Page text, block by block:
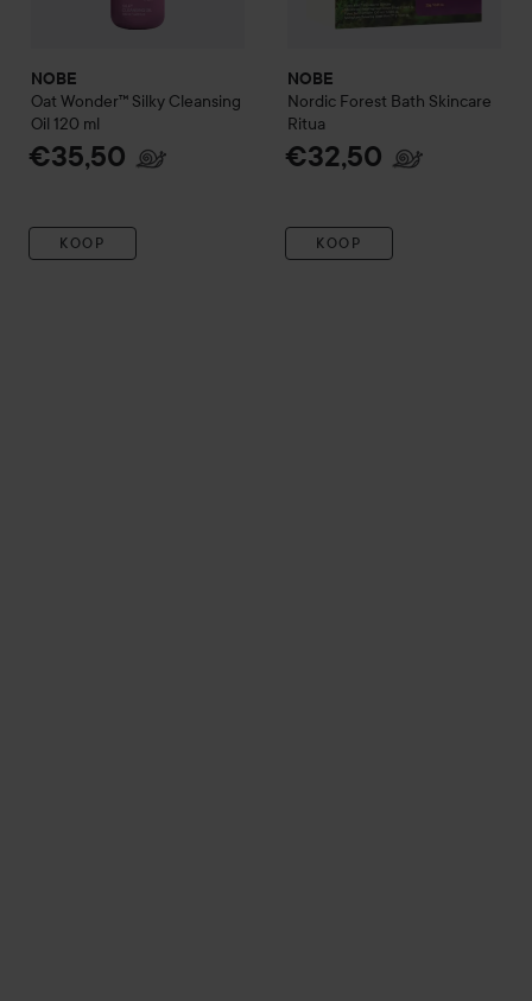
NOBE
Oat Wonder™ Silky Cleansing
Oil 120 ml
€35,50
KOOP
NOBE
Nordic Forest Bath Skincare
Ritua
€32,50
KOOP